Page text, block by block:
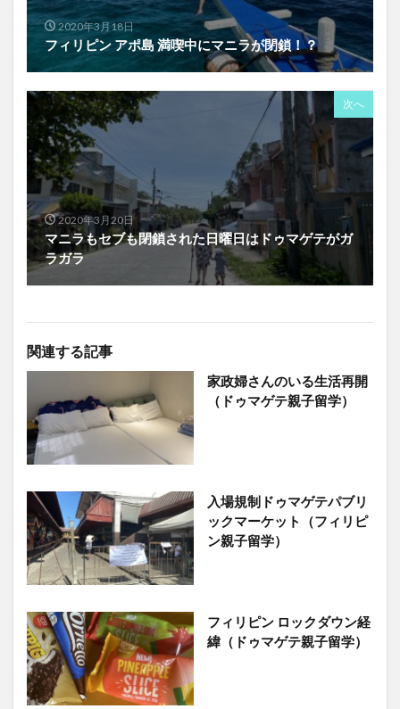
2020年3月18日
フィリピン アポ島 満喫中にマニラが閉鎖！？
次へ
2020年3月20日
マニラもセブも閉鎖された日曜日はドゥマゲテがガ
ラガラ
関連する記事
家政婦さんのいる生活再開
（ドゥマゲテ親子留学）
入場規制ドゥマゲテパブリ
ックマーケット（フィリピ
ン親子留学）
フィリピン ロックダウン経
緯（ドゥマゲテ親子留学）